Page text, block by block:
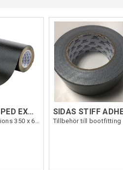
SIDAS TAPPED EXT CARBON ADH ROLL Svart
Cover/protections 350 x 6000 mm Tillbehör till bootfitting